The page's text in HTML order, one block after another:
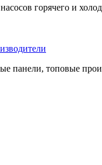
горячего и
панели, топовые